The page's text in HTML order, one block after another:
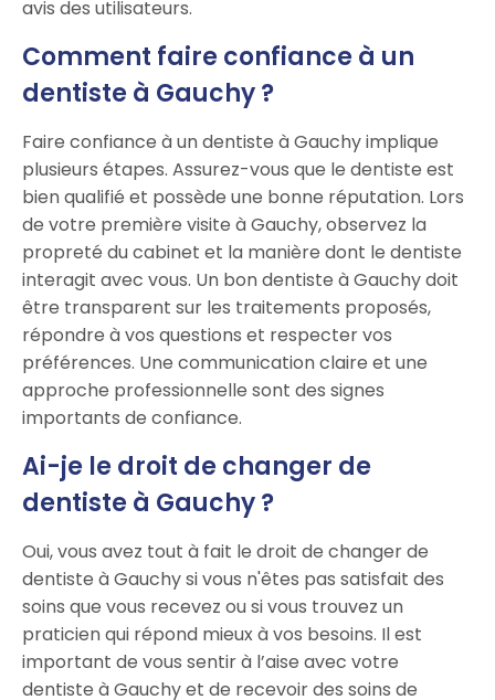
avis des utilisateurs.
Comment faire confiance à un
dentiste à Gauchy ?
Faire confiance à un dentiste à Gauchy implique
plusieurs étapes. Assurez-vous que le dentiste est
bien qualifié et possède une bonne réputation. Lors
de votre première visite à Gauchy, observez la
propreté du cabinet et la manière dont le dentiste
interagit avec vous. Un bon dentiste à Gauchy doit
être transparent sur les traitements proposés,
répondre à vos questions et respecter vos
préférences. Une communication claire et une
approche professionnelle sont des signes
importants de confiance.
Ai-je le droit de changer de
dentiste à Gauchy ?
Oui, vous avez tout à fait le droit de changer de
dentiste à Gauchy si vous n'êtes pas satisfait des
soins que vous recevez ou si vous trouvez un
praticien qui répond mieux à vos besoins. Il est
important de vous sentir à l’aise avec votre
dentiste à Gauchy et de recevoir des soins de